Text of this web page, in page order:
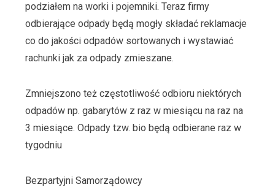
podziałem na worki i pojemniki. Teraz firmy
odbierające odpady będą mogły składać reklamacje
co do jakości odpadów sortowanych i wystawiać
rachunki jak za odpady zmieszane.
Zmniejszono też częstotliwość odbioru niektórych
odpadów np. gabarytów z raz w miesiącu na raz na
3 miesiące. Odpady tzw. bio będą odbierane raz w
tygodniu
Bezpartyjni Samorządowcy